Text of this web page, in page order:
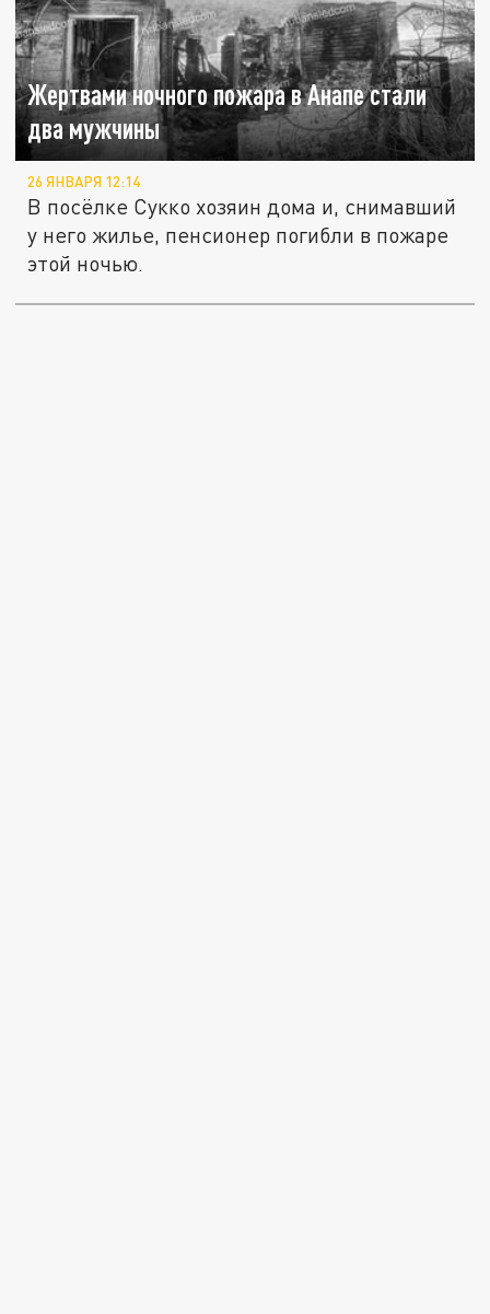
Жертвами ночного пожара в Анапе стали
два мужчины
26 ЯНВАРЯ 12:14
В посёлке Сукко хозяин дома и, снимавший
у него жилье, пенсионер погибли в пожаре
этой ночью.